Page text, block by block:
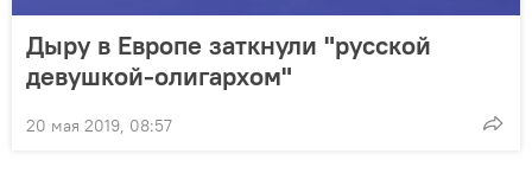
Дыру в Европе заткнули "русской
девушкой-олигархом"
20 мая 2019, 08:57